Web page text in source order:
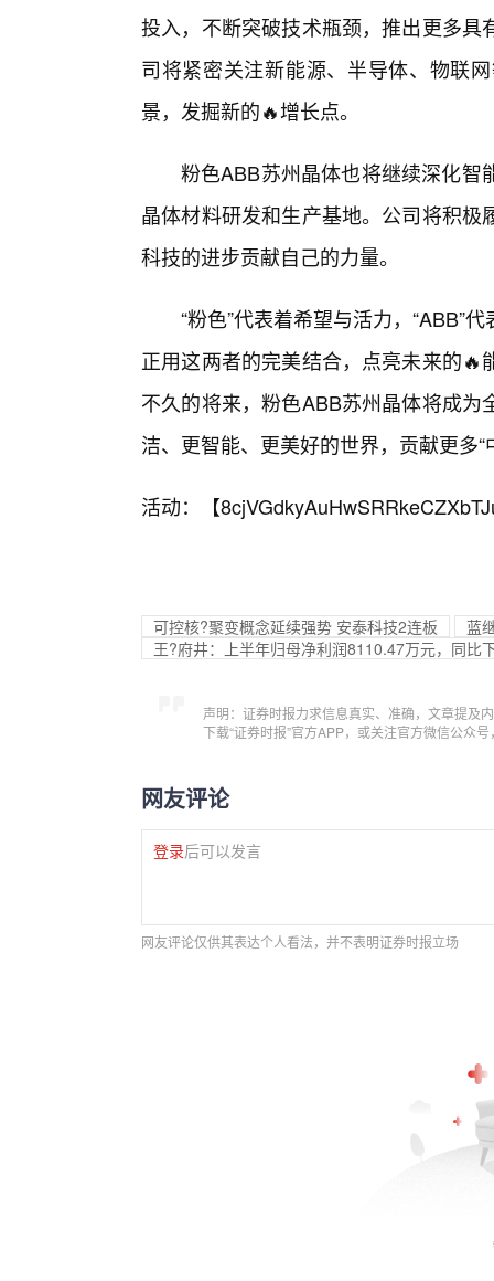
投入，不断突破技术瓶颈，推出更多
司将紧密关注新能源、半导体、物联
景，发掘新的🔥增长点。
粉色ABB苏州晶体也将继续深化智
晶体材料研发和生产基地。公司将积
科技的进步贡献自己的力量。
“粉色”代表着希望与活力，“ABB”
正用这两者的完美结合，点亮未来的
不久的将来，粉色ABB苏州晶体将成
洁、更智能、更美好的世界，贡献更多“
活动：【
可控核?聚变概念延续强势 安泰科技2连板
蓝
王?府井：上半年归母净利润8110.47万元，同比
声明：证券时报力求信息真实、准确，文章提及
下载“证券时报”官方APP，或关注官方微信公众
网友评论
登录后可以发言
网友评论仅供其表达个人看法，并不表明证券时报立场